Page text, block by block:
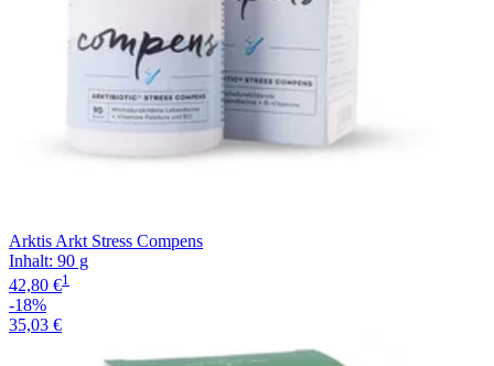
Arktis Arkt Stress Compens
Inhalt: 90 g
42,80 €1
-18%
35,03 €